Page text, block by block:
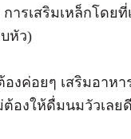
ารเสริมเหล็กโดย
หัว)
งค่อยๆ เสริมอาห
ต้องให้ดื่มนมวัวเลย